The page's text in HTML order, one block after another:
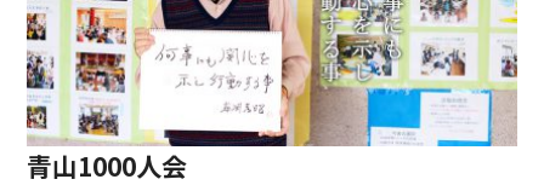
青山1000人会